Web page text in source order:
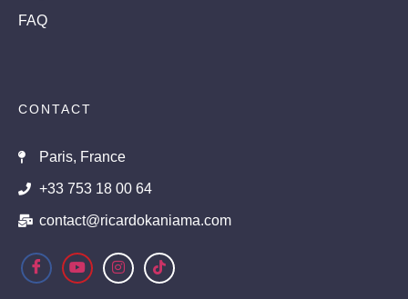
FAQ
CONTACT
Paris, France
+33 753 18 00 64
contact@ricardokaniama.com